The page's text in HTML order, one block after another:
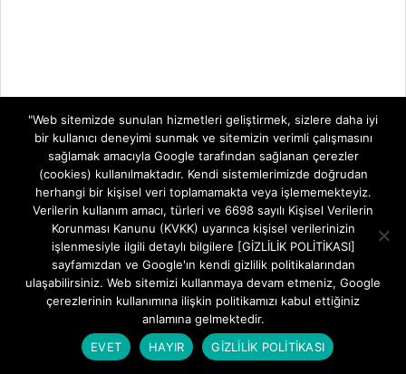
MODEM KURULUMLARI
Aidata WR854GVR AX3000 Wi-Fi Şifre
Değiştirme
BY: FREETEKNOLOJI ON: 5 AĞUSTOS 2026
"Web sitemizde sunulan hizmetleri geliştirmek, sizlere daha iyi
bir kullanıcı deneyimi sunmak ve sitemizin verimli çalışmasını
sağlamak amacıyla Google tarafından sağlanan çerezler
(cookies) kullanılmaktadır. Kendi sistemlerimizde doğrudan
herhangi bir kişisel veri toplamamakta veya işlememekteyiz.
Verilerin kullanım amacı, türleri ve 6698 sayılı Kişisel Verilerin
Korunması Kanunu (KVKK) uyarınca kişisel verilerinizin
işlenmesiyle ilgili detaylı bilgilere [GİZLİLİK POLİTİKASI]
sayfamızdan ve Google'ın kendi gizlilik politikalarından
ulaşabilirsiniz. Web sitemizi kullanmaya devam etmeniz, Google
çerezlerinin kullanımına ilişkin politikamızı kabul ettiğiniz
anlamına gelmektedir.
EVET
HAYIR GİZLİLİK POLİTİKASI